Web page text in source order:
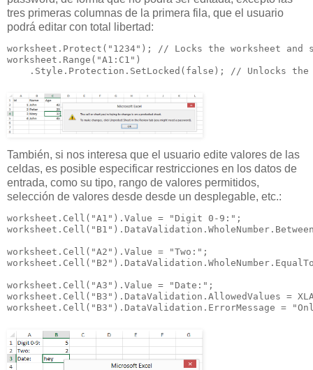
tres primeras columnas de la primera fila, que el usuario
podrá editar con total libertad:
worksheet.Protect("1234"); // Locks the worksheet and
worksheet.Range("A1:C1")
.Style.Protection.SetLocked(false); // Unlocks the
También, si nos interesa que el usuario edite valores de las
celdas, es posible especificar restricciones en los datos de
entrada, como su tipo, rango de valores permitidos,
selección de valores desde desde un desplegable, etc.:
worksheet.Cell("A1").Value = "Digit 0-9:";
worksheet.Cell("A2").Value = "Two:";
worksheet.Cell("A3").Value = "Date:";
worksheet.Cell("B3").DataValidation.AllowedValues =
worksheet.Cell("B3").DataValidation.ErrorMessage =